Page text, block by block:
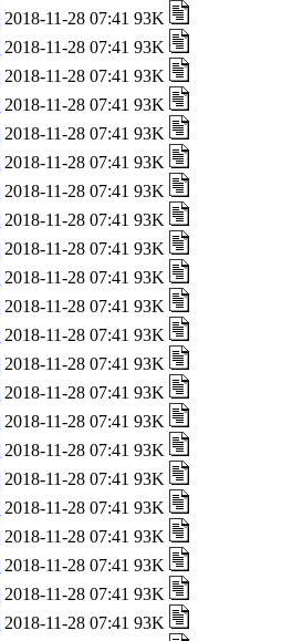
2018-11-28 07:41 93K
2018-11-28 07:41 93K
2018-11-28 07:41 93K
2018-11-28 07:41 93K
2018-11-28 07:41 93K
2018-11-28 07:41 93K
2018-11-28 07:41 93K
2018-11-28 07:41 93K
2018-11-28 07:41 93K
2018-11-28 07:41 93K
2018-11-28 07:41 93K
2018-11-28 07:41 93K
2018-11-28 07:41 93K
2018-11-28 07:41 93K
2018-11-28 07:41 93K
2018-11-28 07:41 93K
2018-11-28 07:41 93K
2018-11-28 07:41 93K
2018-11-28 07:41 93K
2018-11-28 07:41 93K
2018-11-28 07:41 93K
2018-11-28 07:41 93K